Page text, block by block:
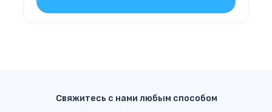
Свяжитесь с нами любым способом